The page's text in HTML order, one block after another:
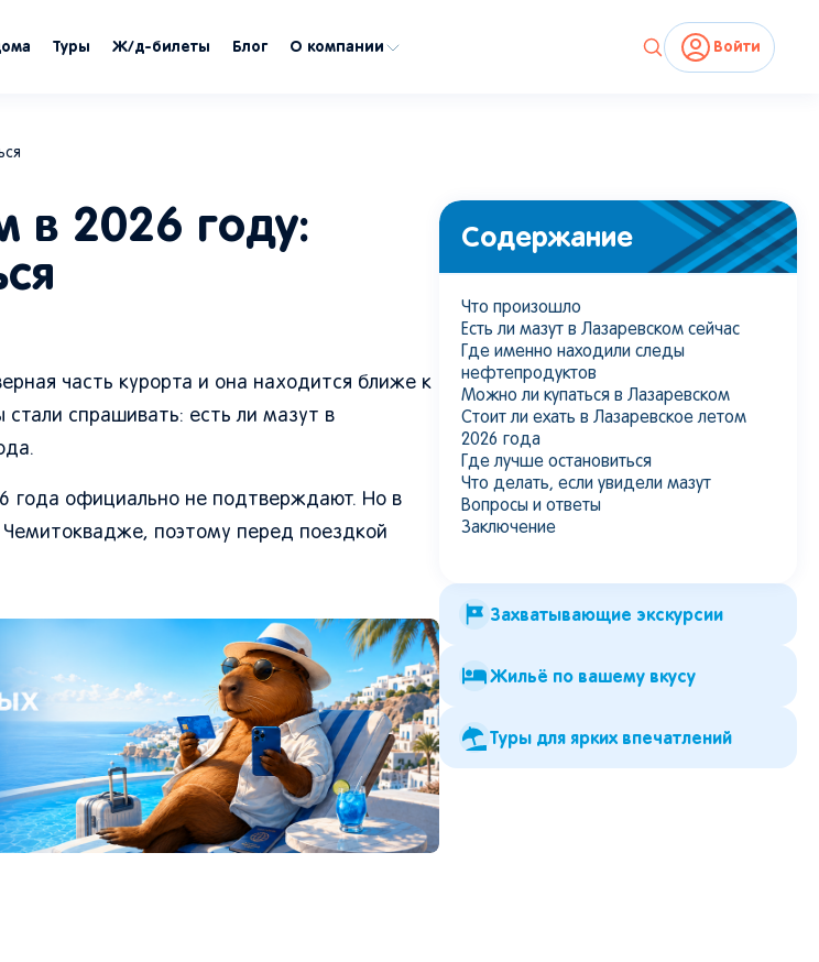
Туры Ж/д-билеты Блог О компании Войти
в 2026 году:
часть курорта и она находится ближе к
спрашивать: есть ли мазут в
года официально не подтверждают. Но в
поэтому перед поездкой
Содержание
Что произошло
Есть ли мазут в Лазаревском сейчас
Где именно находили следы
нефтепродуктов
Можно ли купаться в Лазаревском
Стоит ли ехать в Лазаревское летом
2026 года
Где лучше остановиться
Что делать, если увидели мазут
Вопросы и ответы
Заключение
Захватывающие экскурсии
Жильё по вашему вкусу
Туры для ярких впечатлений